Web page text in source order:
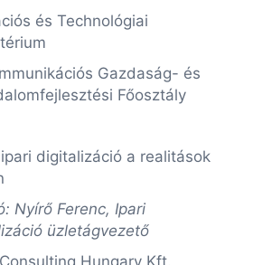
és Technológiai
Gazdaság- és
Főosztály
digitalizáció a realitások
Nyírő Ferenc, Ipari
üzletágvezető
Hungary Kft.